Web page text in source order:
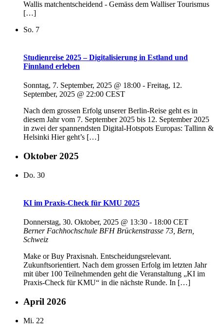
Wallis matchentscheidend - Gemäss dem Walliser Tourismus
[…]
So. 7
Studienreise 2025 – Digitalisierung in Estland und
Finnland erleben
Sonntag, 7. September, 2025 @ 18:00 - Freitag, 12.
September, 2025 @ 22:00 CEST
Nach dem grossen Erfolg unserer Berlin-Reise geht es in
diesem Jahr vom 7. September 2025 bis 12. September 2025
in zwei der spannendsten Digital-Hotspots Europas: Tallinn &
Helsinki Hier geht’s […]
Oktober 2025
Do. 30
KI im Praxis-Check für KMU 2025
Donnerstag, 30. Oktober, 2025 @ 13:30 - 18:00 CET
Berner Fachhochschule BFHBrückenstrasse 73, Bern,
Schweiz
Make or Buy Praxisnah. Entscheidungsrelevant.
Zukunftsorientiert. Nach dem grossen Erfolg im letzten Jahr
mit über 100 Teilnehmenden geht die Veranstaltung „KI im
Praxis-Check für KMU“ in die nächste Runde. In […]
April 2026
Mi. 22